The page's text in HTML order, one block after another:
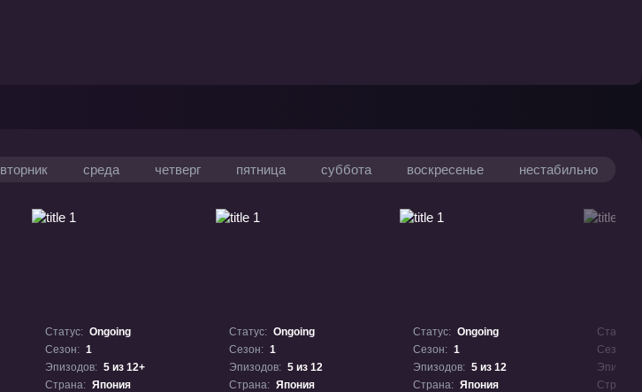
вторник среда четверг пятница суббота воскресенье нестабильно
Статус: Ongoing
Сезон: 1
Эпизодов: 5 из 12+
Страна: Япония
Статус: Ongoing
Сезон: 1
Эпизодов: 5 из 12
Страна: Япония
Статус: Ongoing
Сезон: 1
Эпизодов: 5 из 12
Страна: Япония
Статус:
Сезон:
Страна: